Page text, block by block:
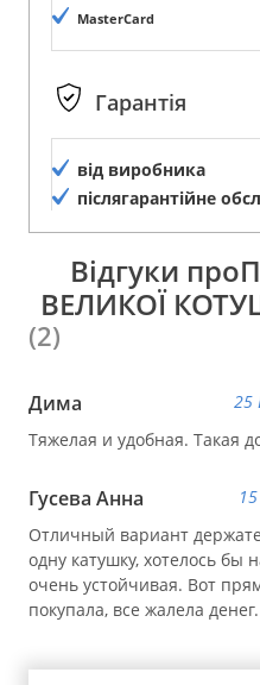
MasterCard
Гарантія
від виробника
післягарантійне
Відгуки
ВЕЛИКОЇ
(2)
Дима
25
Тяжелая и удобная. Такая
Гусева Анна
Отличный вариант
одну катушку, хотелось бы
очень устойчивая. Вот
покупала, все жалела денег.